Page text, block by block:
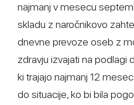
najmanj v mesecu
skladu z naročnikovo
dnevne prevoze oseb z
zdravju izvajati na podlagi
ki trajajo najmanj 12
do situacije, ko bi bila